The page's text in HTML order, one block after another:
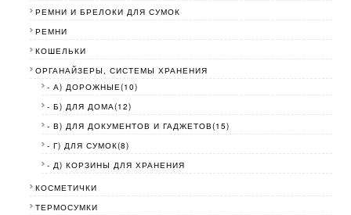
РЕМНИ И БРЕЛОКИ ДЛЯ СУМОК
РЕМНИ
КОШЕЛЬКИ
ОРГАНАЙЗЕРЫ, СИСТЕМЫ ХРАНЕНИЯ
- А) ДОРОЖНЫЕ(10)
- Б) ДЛЯ ДОМА(12)
- В) ДЛЯ ДОКУМЕНТОВ И ГАДЖЕТОВ(15)
- Г) ДЛЯ СУМОК(8)
- Д) КОРЗИНЫ ДЛЯ ХРАНЕНИЯ
КОСМЕТИЧКИ
ТЕРМОСУМКИ